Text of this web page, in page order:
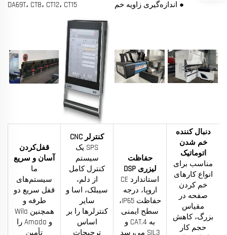
● اندازه‌گیری زاویه خم
DA69T، CT8، CT12، CT15
دنبال کننده
خم شدن
اتوماتیک
مناسب برای
انواع کارهای
خم کردن
صفحه در
مقیاس
بزرگ، کاهش
حجم کار
حفاظت
لیزری DSP
استاندارد CE
اروپا، درجه
حفاظت IP65،
سطح ایمنی
به CAT.4 و
SIL3 می‌رسد
کنترلر CNC
SPS یک
سیستم
کنترل کامل
از دلم،
سیبلک، اسا و
سایر
کنترلرها را بر
اساس
ترجیحات
قفل‌کردن
آسان و سریع
ما
سیستم‌های
قفل سریع دو
طرفه و
همچنین Wila
و Amada را
تأمین